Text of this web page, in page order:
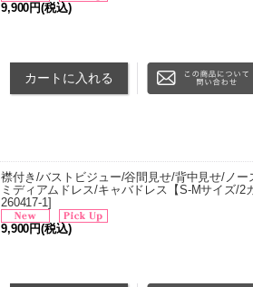
9,900円(税込)
襟付き/バストビジュー/谷間見せ/背中見せ/ノ
ミディアムドレス/キャバドレス【S-Mサイズ/2
260417-1]
9,900円(税込)